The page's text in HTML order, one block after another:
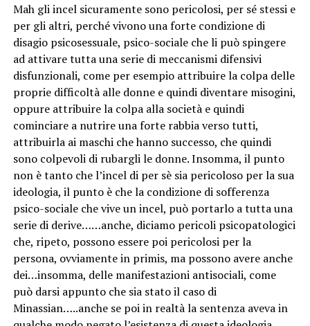
Mah gli incel sicuramente sono pericolosi, per sé stessi e
per gli altri, perché vivono una forte condizione di
disagio psicosessuale, psico-sociale che li può spingere
ad attivare tutta una serie di meccanismi difensivi
disfunzionali, come per esempio attribuire la colpa delle
proprie difficoltà alle donne e quindi diventare misogini,
oppure attribuire la colpa alla società e quindi
cominciare a nutrire una forte rabbia verso tutti,
attribuirla ai maschi che hanno successo, che quindi
sono colpevoli di rubargli le donne. Insomma, il punto
non è tanto che l’incel di per sè sia pericoloso per la sua
ideologia, il punto è che la condizione di sofferenza
psico-sociale che vive un incel, può portarlo a tutta una
serie di derive……anche, diciamo pericoli psicopatologici
che, ripeto, possono essere poi pericolosi per la
persona, ovviamente in primis, ma possono avere anche
dei…insomma, delle manifestazioni antisociali, come
può darsi appunto che sia stato il caso di
Minassian…..anche se poi in realtà la sentenza aveva in